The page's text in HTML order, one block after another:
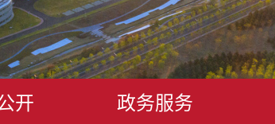
开 政务服务